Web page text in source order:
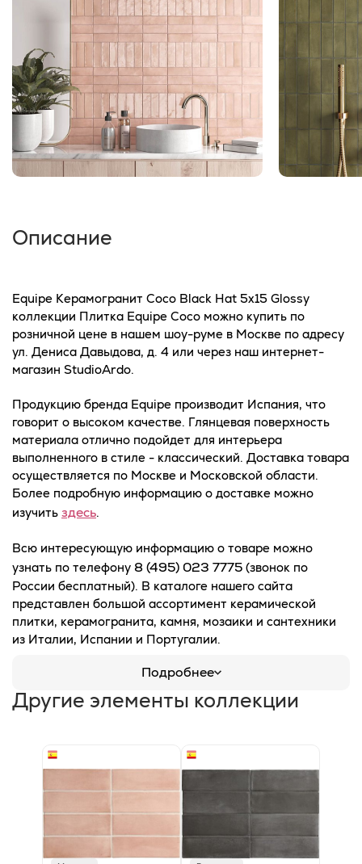
Описание
Equipe Керамогранит Coco Black Hat 5x15 Glossy
коллекции Плитка Equipe Coco можно купить по
розничной цене в нашем шоу-руме в Москве по адресу
ул. Дениса Давыдова, д. 4 или через наш интернет-
магазин StudioArdo.
Продукцию бренда Equipe производит Испания, что
говорит о высоком качестве. Глянцевая поверхность
материала отлично подойдет для интерьера
выполненного в стиле - классический. Доставка товара
осуществляется по Москве и Московской области.
Более подробную информацию о доставке можно
изучить здесь.
Всю интересующую информацию о товаре можно
узнать по телефону 8 (495) 023 7775 (звонок по
России бесплатный). В каталоге нашего сайта
представлен большой ассортимент керамической
плитки, керамогранита, камня, мозаики и сантехники
из Италии, Испании и Португалии.
Подробнее
Другие элементы коллекции